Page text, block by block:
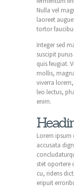
Nulla vel
laoreet
tortor
Integer sed
suscipit
quis feugiat.
mollis,
viverra
leo lectus,
enim.
Lorem
accusata
stet oportere
cu, ridens
eripuit